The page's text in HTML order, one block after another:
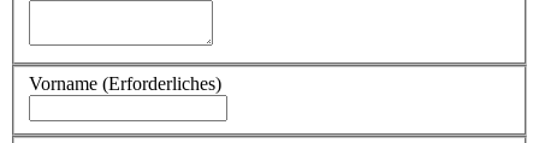
Vorname (Erforderliches)